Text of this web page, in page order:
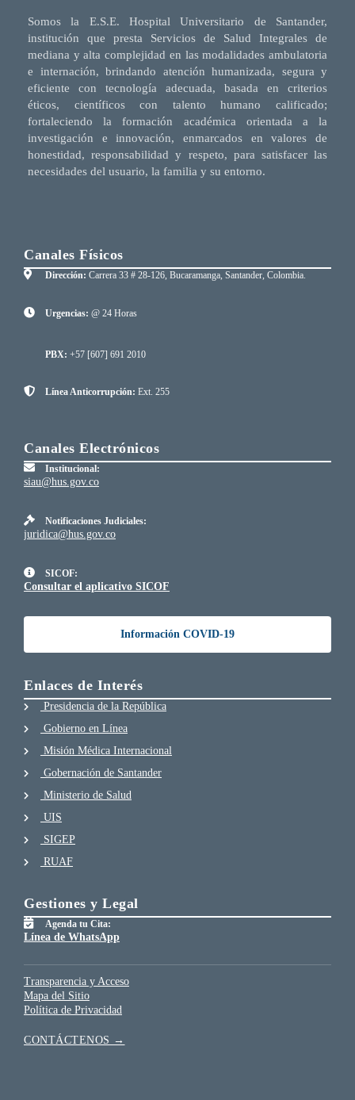
Somos la E.S.E. Hospital Universitario de Santander,
institución que presta Servicios de Salud Integrales de
mediana y alta complejidad en las modalidades ambulatoria
e internación, brindando atención humanizada, segura y
eficiente con tecnología adecuada, basada en criterios
éticos, científicos con talento humano calificado;
fortaleciendo la formación académica orientada a la
investigación e innovación, enmarcados en valores de
honestidad, responsabilidad y respeto, para satisfacer las
necesidades del usuario, la familia y su entorno.
Canales Físicos
Dirección: Carrera 33 # 28-126, Bucaramanga, Santander, Colombia.
Urgencias: @ 24 Horas
PBX: +57 [607] 691 2010
Línea Anticorrupción: Ext. 255
Canales Electrónicos
Institucional:
siau@hus.gov.co
Notificaciones Judiciales:
juridica@hus.gov.co
SICOF:
Consultar el aplicativo SICOF
Información COVID-19
Enlaces de Interés
Presidencia de la República
Gobierno en Línea
Misión Médica Internacional
Gobernación de Santander
Ministerio de Salud
UIS
SIGEP
RUAF
Gestiones y Legal
Agenda tu Cita:
Línea de WhatsApp
Transparencia y Acceso
Mapa del Sitio
Política de Privacidad
CONTÁCTENOS →